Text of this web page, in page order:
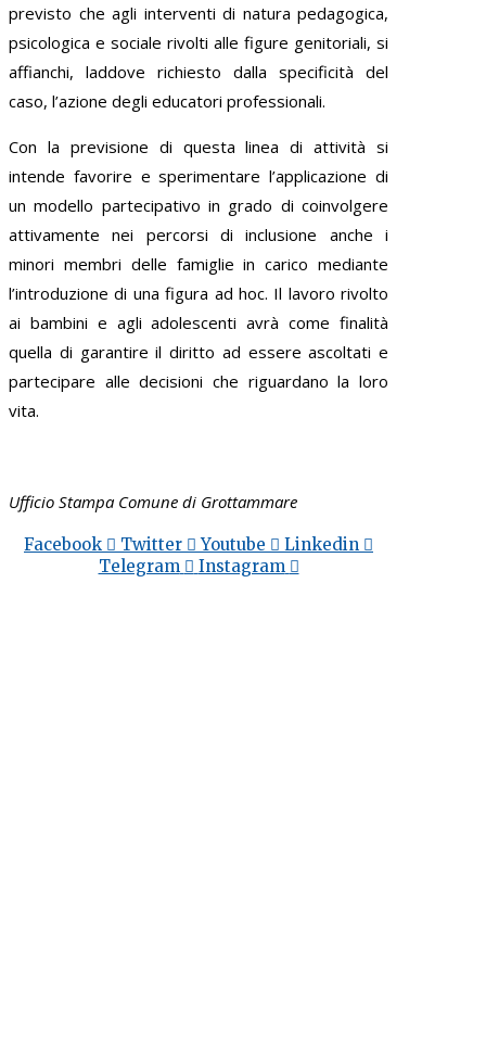
previsto che agli interventi di natura pedagogica,
psicologica e sociale rivolti alle figure genitoriali, si
affianchi, laddove richiesto dalla specificità del
caso, l’azione degli educatori professionali.
Con la previsione di questa linea di attività si
intende favorire e sperimentare l’applicazione di
un modello partecipativo in grado di coinvolgere
attivamente nei percorsi di inclusione anche i
minori membri delle famiglie in carico mediante
l’introduzione di una figura ad hoc. Il lavoro rivolto
ai bambini e agli adolescenti avrà come finalità
quella di garantire il diritto ad essere ascoltati e
partecipare alle decisioni che riguardano la loro
vita.
Ufficio Stampa Comune di Grottammare
Facebook Twitter Youtube
Linkedin
Telegram
Instagram